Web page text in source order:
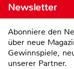
Newsletter
Abonniere den
über neue
Gewinnspiele,
unserer Partner.